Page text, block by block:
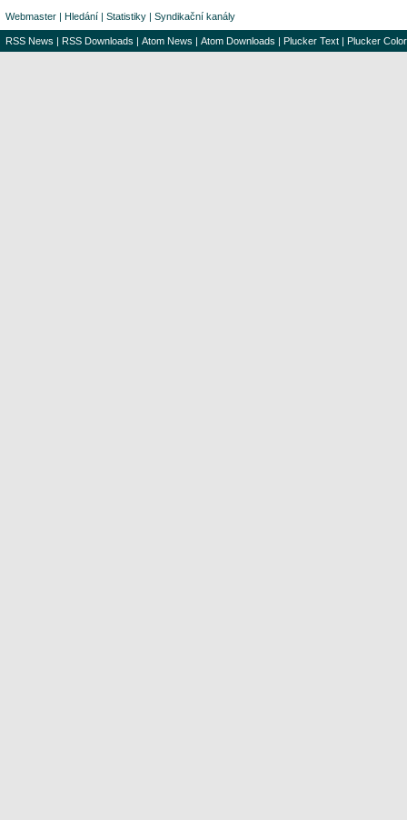
Webmaster | Hledání | Statistiky | Syndikační kanály
RSS News | RSS Downloads | Atom News | Atom Downloads | Plucker Text | Plucker Color